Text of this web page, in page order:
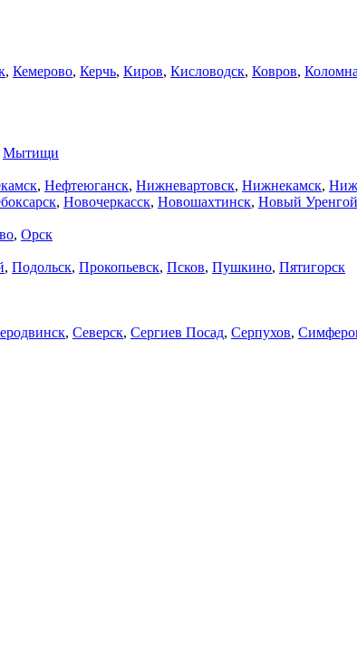
, Кемерово, Керчь, Киров, Кисловодск, Ковров, Коломна
Мытищи
, Нефтеюганск, Нижневартовск, Нижнекамск,
, Новочеркасск, Новошахтинск, Новый Уренгой
, Орск
, Подольск, Прокопьевск, Псков, Пушкино, Пятигорск
, Северск, Сергиев Посад, Серпухов,